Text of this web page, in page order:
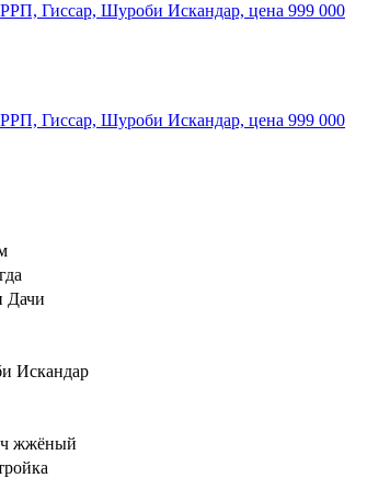
Дачи
Искандар
жжёный